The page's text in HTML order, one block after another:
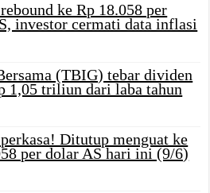
ke Rp 18.058 per
investor cermati data inflasi
(TBIG) tebar dividen
1,05 triliun dari laba tahun
Ditutup menguat ke
per dolar AS hari ini (9/6)